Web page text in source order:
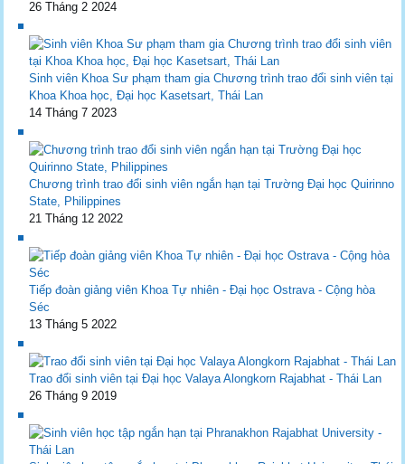
26 Tháng 2 2024
Sinh viên Khoa Sư phạm tham gia Chương trình trao đổi sinh viên tại
Khoa Khoa học, Đại học Kasetsart, Thái Lan
14 Tháng 7 2023
Chương trình trao đổi sinh viên ngắn hạn tại Trường Đại học Quirinno
State, Philippines
21 Tháng 12 2022
Tiếp đoàn giảng viên Khoa Tự nhiên - Đại học Ostrava - Cộng hòa
Séc
13 Tháng 5 2022
Trao đổi sinh viên tại Đại học Valaya Alongkorn Rajabhat - Thái Lan
26 Tháng 9 2019